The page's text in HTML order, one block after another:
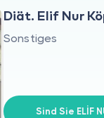
Diät. Elif Nur
Sonstiges
Sind Sie ELİF